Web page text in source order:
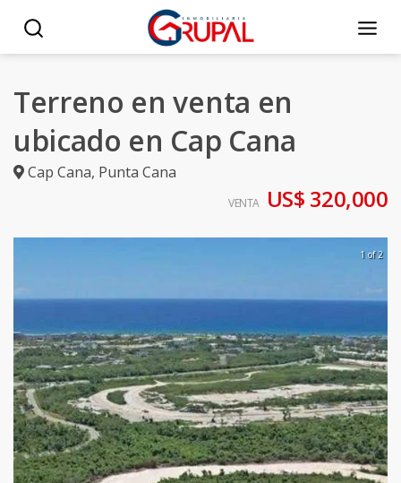
Terreno en venta en
ubicado en Cap Cana
Cap Cana, Punta Cana
VENTA US$ 320,000
1 of 2